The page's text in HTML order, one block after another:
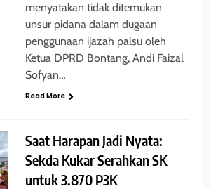
menyatakan tidak ditemukan
unsur pidana dalam dugaan
penggunaan ijazah palsu oleh
Ketua DPRD Bontang, Andi Faizal
Sofyan…
Read More
Saat Harapan Jadi Nyata:
Sekda Kukar Serahkan SK
untuk 3.870 P3K